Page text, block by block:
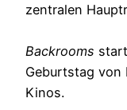
zentralen
Backrooms
Geburtstag von
Kinos.